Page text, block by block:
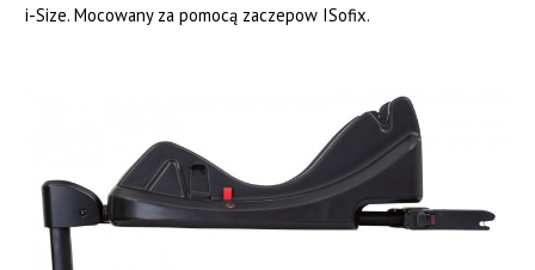
i-Size. Mocowany za pomocą zaczepow ISofix.